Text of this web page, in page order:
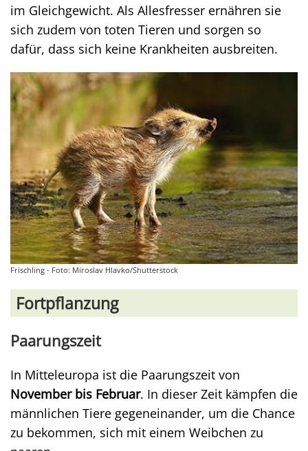
im Gleichgewicht. Als Allesfresser ernähren sie
sich zudem von toten Tieren und sorgen so
dafür, dass sich keine Krankheiten ausbreiten.
Frischling - Foto: Miroslav Hlavko/Shutterstock
Fortpflanzung
Paarungszeit
In Mitteleuropa ist die Paarungszeit von
November bis Februar. In dieser Zeit kämpfen die
männlichen Tiere gegeneinander, um die Chance
zu bekommen, sich mit einem Weibchen zu